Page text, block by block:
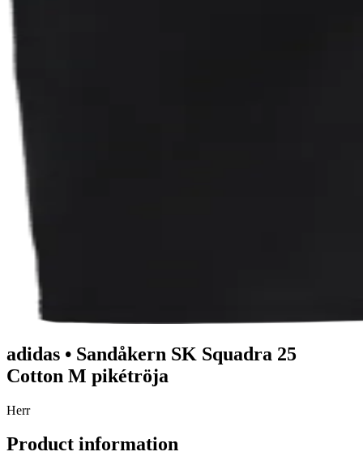
adidas • Sandåkern SK Squadra 25
Cotton M pikétröja
Herr
Product information